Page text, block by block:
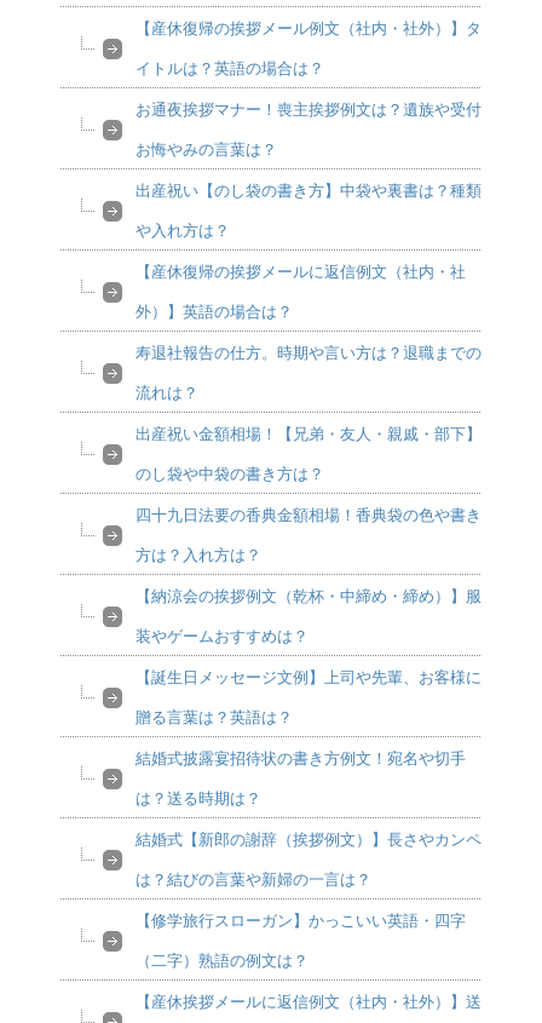
【産休復帰の挨拶メール例文（社内・社外）】タ
イトルは？英語の場合は？
お通夜挨拶マナー！喪主挨拶例文は？遺族や受付
お悔やみの言葉は？
出産祝い【のし袋の書き方】中袋や裏書は？種類
や入れ方は？
【産休復帰の挨拶メールに返信例文（社内・社
外）】英語の場合は？
寿退社報告の仕方。時期や言い方は？退職までの
流れは？
出産祝い金額相場！【兄弟・友人・親戚・部下】
のし袋や中袋の書き方は？
四十九日法要の香典金額相場！香典袋の色や書き
方は？入れ方は？
【納涼会の挨拶例文（乾杯・中締め・締め）】服
装やゲームおすすめは？
【誕生日メッセージ文例】上司や先輩、お客様に
贈る言葉は？英語は？
結婚式披露宴招待状の書き方例文！宛名や切手
は？送る時期は？
結婚式【新郎の謝辞（挨拶例文）】長さやカンペ
は？結びの言葉や新婦の一言は？
【修学旅行スローガン】かっこいい英語・四字
（二字）熟語の例文は？
【産休挨拶メールに返信例文（社内・社外）】送